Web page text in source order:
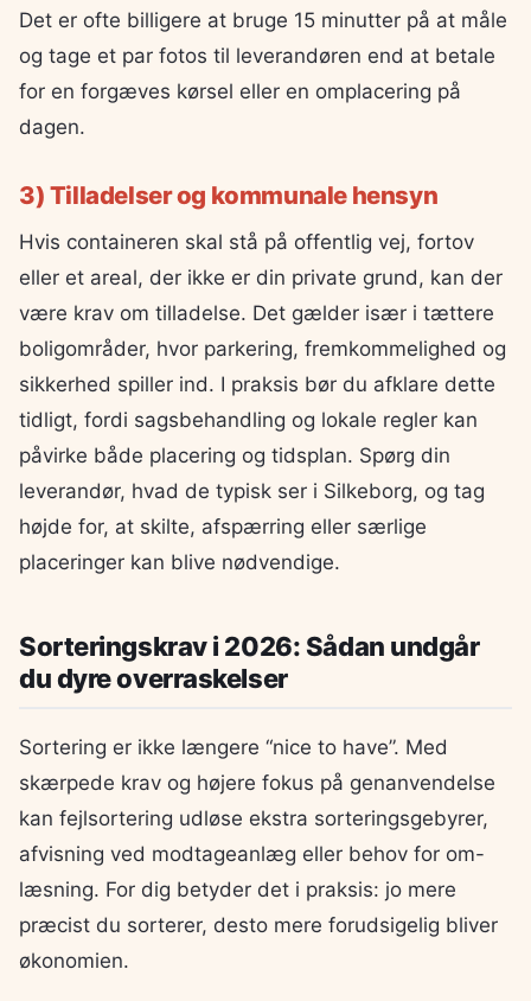
Det er ofte billigere at bruge 15 minutter på at måle
og tage et par fotos til leverandøren end at betale
for en forgæves kørsel eller en omplacering på
dagen.
3) Tilladelser og kommunale hensyn
Hvis containeren skal stå på offentlig vej, fortov
eller et areal, der ikke er din private grund, kan der
være krav om tilladelse. Det gælder især i tættere
boligområder, hvor parkering, fremkommelighed og
sikkerhed spiller ind. I praksis bør du afklare dette
tidligt, fordi sagsbehandling og lokale regler kan
påvirke både placering og tidsplan. Spørg din
leverandør, hvad de typisk ser i Silkeborg, og tag
højde for, at skilte, afspærring eller særlige
placeringer kan blive nødvendige.
Sorteringskrav i 2026: Sådan undgår
du dyre overraskelser
Sortering er ikke længere “nice to have”. Med
skærpede krav og højere fokus på genanvendelse
kan fejlsortering udløse ekstra sorteringsgebyrer,
afvisning ved modtageanlæg eller behov for om-
læsning. For dig betyder det i praksis: jo mere
præcist du sorterer, desto mere forudsigelig bliver
økonomien.